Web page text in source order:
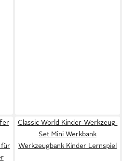
für
Classic World Kinder-Werkzeug-
Set Mini Werkbank
Werkzeugbank Kinder Lernspiel